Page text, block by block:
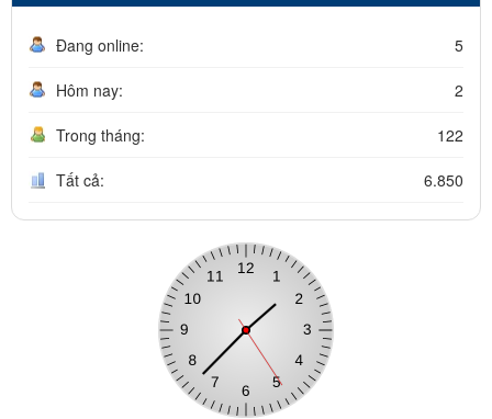
Đang online: 5
Hôm nay: 2
Trong tháng: 122
Tất cả: 6.850